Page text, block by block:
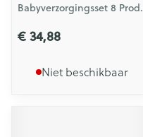
Babyverzorgingsset 8 Prod.
€ 34,88
Niet beschikbaar